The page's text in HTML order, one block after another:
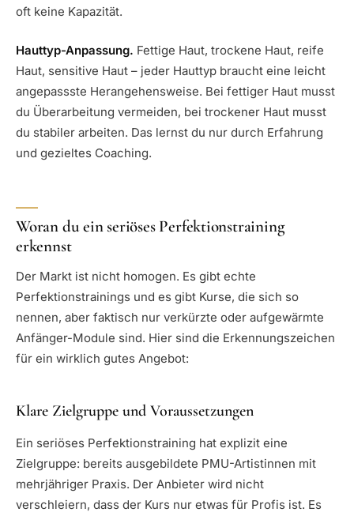
oft keine Kapazität.
Hauttyp-Anpassung. Fettige Haut, trockene Haut, reife
Haut, sensitive Haut – jeder Hauttyp braucht eine leicht
angepassste Herangehensweise. Bei fettiger Haut musst
du Überarbeitung vermeiden, bei trockener Haut musst
du stabiler arbeiten. Das lernst du nur durch Erfahrung
und gezieltes Coaching.
Woran du ein seriöses Perfektionstraining
erkennst
Der Markt ist nicht homogen. Es gibt echte
Perfektionstrainings und es gibt Kurse, die sich so
nennen, aber faktisch nur verkürzte oder aufgewärmte
Anfänger-Module sind. Hier sind die Erkennungszeichen
für ein wirklich gutes Angebot:
Klare Zielgruppe und Voraussetzungen
Ein seriöses Perfektionstraining hat explizit eine
Zielgruppe: bereits ausgebildete PMU-Artistinnen mit
mehrjähriger Praxis. Der Anbieter wird nicht
verschleiern, dass der Kurs nur etwas für Profis ist. Es